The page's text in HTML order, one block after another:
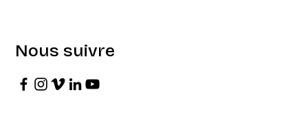
Nous suivre